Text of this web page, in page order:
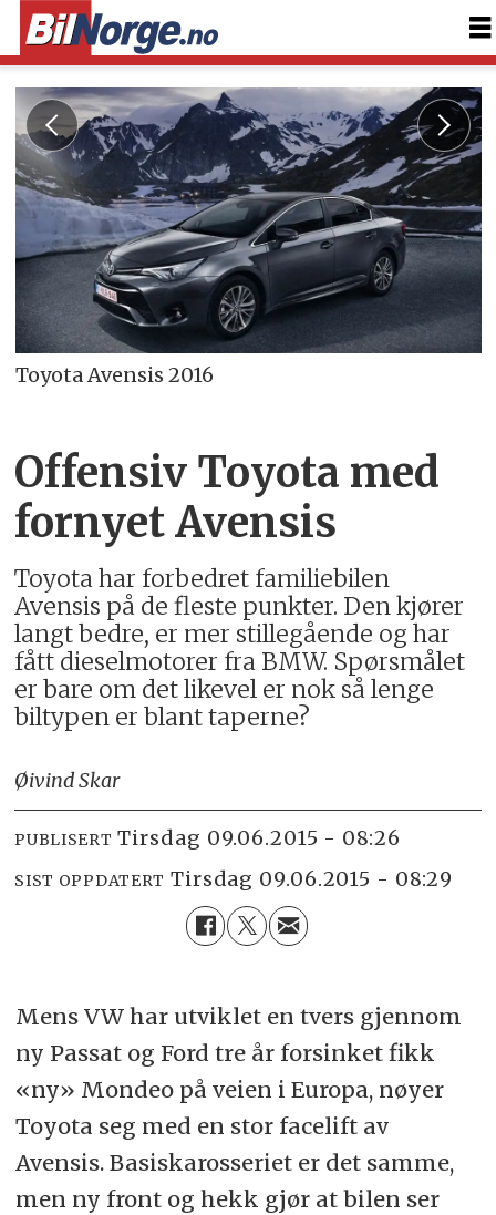
Toyota Avensis 2016
Offensiv Toyota med
fornyet Avensis
Toyota har forbedret familiebilen
Avensis på de fleste punkter. Den kjører
langt bedre, er mer stillegående og har
fått dieselmotorer fra BMW. Spørsmålet
er bare om det likevel er nok så lenge
biltypen er blant taperne?
Øivind Skar
PUBLISERT tirsdag 09.06.2015 - 08:26
SIST OPPDATERT tirsdag 09.06.2015 - 08:29
Mens VW har utviklet en tvers gjennom
ny Passat og Ford tre år forsinket fikk
«ny» Mondeo på veien i Europa, nøyer
Toyota seg med en stor facelift av
Avensis. Basiskarosseriet er det samme,
men ny front og hekk gjør at bilen ser